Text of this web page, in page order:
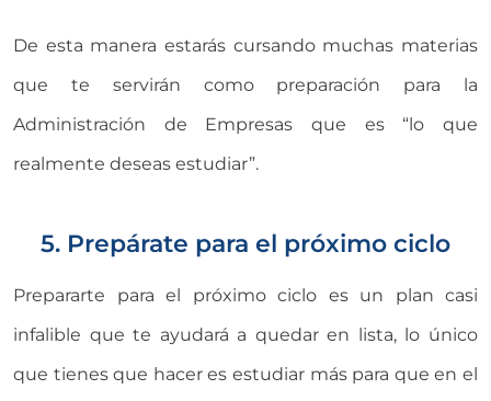
De esta manera estarás cursando muchas materias
que te servirán como preparación para la
Administración de Empresas que es “lo que
realmente deseas estudiar”.
5. Prepárate para el próximo ciclo
Prepararte para el próximo ciclo es un plan casi
infalible que te ayudará a quedar en lista, lo único
que tienes que hacer es estudiar más para que en el